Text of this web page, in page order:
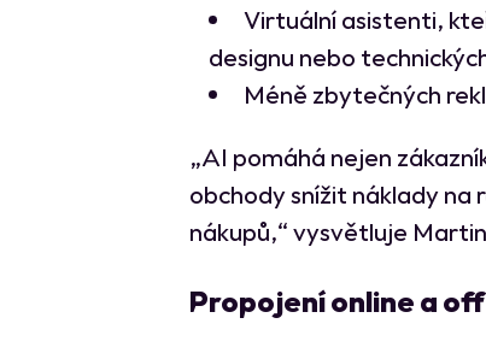
Virtuální asistenti,
designu nebo
Méně zbytečných
„AI pomáhá nejen
obchody snížit náklady na
nákupů,“ vysvětluje
Propojení online a